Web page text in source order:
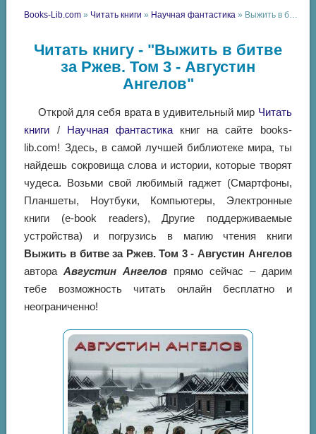
Books-Lib.com » Читать книги » Научная фантастика » Выжить в битве за Ржев. Том 3 - Августин Ангелов
Читать книгу - "Выжить в битве
за Ржев. Том 3 - Августин
Ангелов"
Открой для себя врата в удивительный мир Читать
книги / Научная фантастикакниг на сайте books-
lib.com! Здесь, в самой лучшей библиотеке мира, ты
найдешь сокровища слова и истории, которые творят
чудеса. Возьми свой любимый гаджет (Смартфоны,
Планшеты, Ноутбуки, Компьютеры, Электронные
книги (e-book readers), Другие поддерживаемые
устройства) и погрузись в магию чтения книги
Выжить в битве за Ржев. Том 3 - Августин Ангелов
автораАвгустин Ангелов прямо сейчас – дарим
тебе возможность читать онлайн бесплатно и
неограниченно!